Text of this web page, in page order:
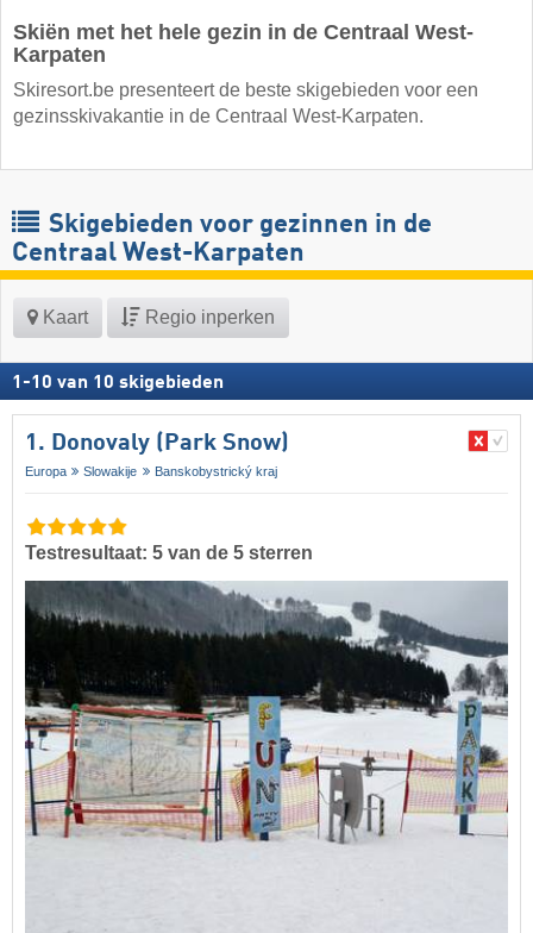
Skiën met het hele gezin in de Centraal West-
Karpaten
Skiresort.be presenteert de beste skigebieden voor een
gezinsskivakantie in de Centraal West-Karpaten.
Skigebieden voor gezinnen in de
Centraal West-Karpaten
Kaart Regio inperken
1 -10 van 10 skigebieden
1. Donovaly (Park Snow)
Europa Slowakije Banskobystrický kraj
Testresultaat: 5 van de 5 sterren